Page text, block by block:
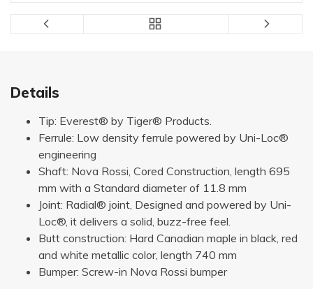
Details
Tip: Everest® by Tiger® Products.
Ferrule: Low density ferrule powered by Uni-Loc®
engineering
Shaft: Nova Rossi, Cored Construction, length 695
mm with a Standard diameter of 11.8 mm
Joint: Radial® joint, Designed and powered by Uni-
Loc®, it delivers a solid, buzz-free feel.
Butt construction: Hard Canadian maple in black, red
and white metallic color, length 740 mm
Bumper: Screw-in Nova Rossi bumper